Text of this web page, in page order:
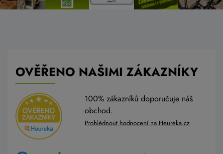
OVĚŘENO NAŠIMI ZÁKAZNÍKY
100% zákazníků doporučuje náš
obchod.
Prohlédnout hodnocení na Heureka.cz